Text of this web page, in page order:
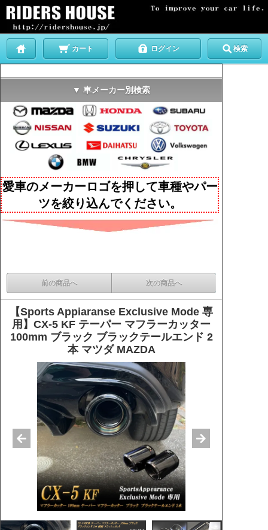
カート ログイン 検索
▼ 車メーカー別検索
愛車のメーカーロゴを押して車種やパー
ツを絞り込んでください。
前の商品へ 次の商品へ
【Sports Appiaranse Exclusive Mode 専
用】CX-5 KF テーパー マフラーカッター
100mm ブラック ブラックテールエンド 2
本 マツダ MAZDA